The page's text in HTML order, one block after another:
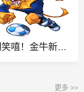
姚明笑嘻！金牛新星石奎被致命单断 交大绝杀竟成“医学奇迹” ！
更多 >>